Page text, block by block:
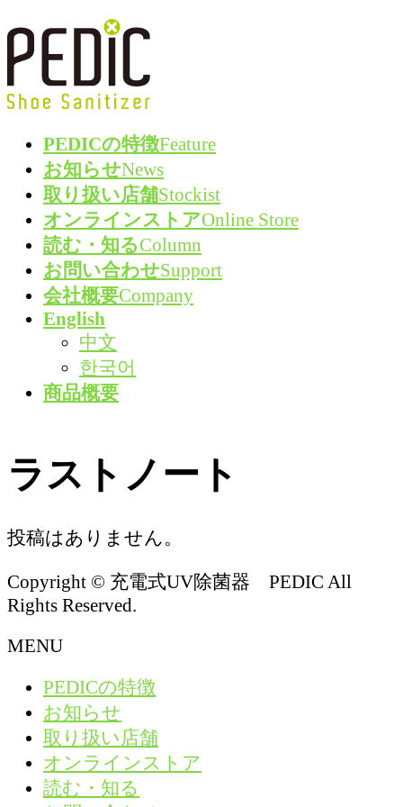
コ
ン
テ
ン
ナ
ビ
ゲ
ー
PEDICの特徴Feature
お知らせNews
取り扱い店舗Stockist
オンラインストアOnline Store
読む・知るColumn
お問い合わせSupport
会社概要Company
English
中文
한국어
商品概要
ラストノート
投稿はありません。
Copyright © 充電式UV除菌器 PEDIC All
Rights Reserved.
MENU
PEDICの特徴
お知らせ
取り扱い店舗
オンラインストア
読む・知る